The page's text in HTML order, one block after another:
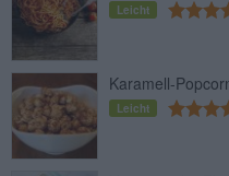
Leicht
Karamell-
Leicht